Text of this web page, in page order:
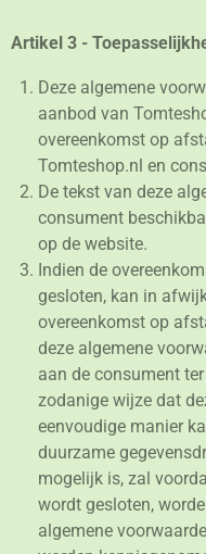
Artikel 3 -
Deze algemene
aanbod van
overeenkomst op
Tomteshop.nl en
De tekst van deze
consument
op de website.
Indien de
gesloten, kan in
overeenkomst op
deze algemene
aan de consument
zodanige wijze dat
eenvoudige manier
duurzame
mogelijk is, zal
wordt gesloten,
algemene